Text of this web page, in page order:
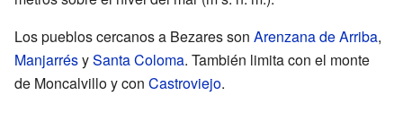
Los pueblos cercanos a Bezares son Arenzana de Arriba,
ManjarrésySanta Coloma. También limita con el monte
de Moncalvillo y con Castroviejo.